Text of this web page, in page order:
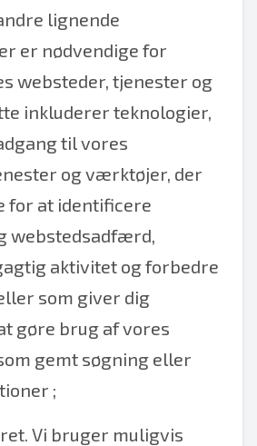
lignende
er nødvendige for
websteder, tjenester og
inkluderer teknologier,
til vores
og værktøjer, der
for at identificere
webstedsadfærd,
aktivitet og forbedre
som giver dig
gøre brug af vores
gemt søgning eller
;
Vi bruger muligvis